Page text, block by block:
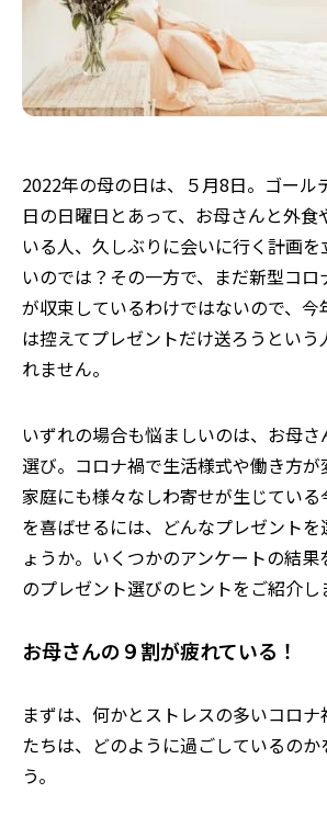
2022年の母の日は、５月8日。ゴール
日の日曜日とあって、お母さんと外食
いる人、久しぶりに会いに行く計画
いのでは？その一方で、まだ新型コ
が収束しているわけではないので、今
は控えてプレゼントだけ送ろうという
れません。
いずれの場合も悩ましいのは、お母
選び。コロナ禍で生活様式や働き方が
家庭にも様々なしわ寄せが生じている
を喜ばせるには、どんなプレゼントを
ょうか。いくつかのアンケートの結果
のプレゼント選びのヒントをご紹介し
お母さんの９割が疲れている！
まずは、何かとストレスの多いコロ
たちは、どのように過ごしているのか
う。